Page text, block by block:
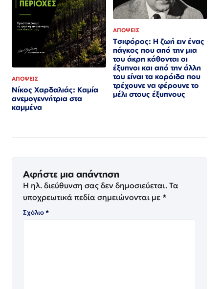
ΑΠΟΨΕΙΣ
Νίκος Χαρδαλιάς: Καμία
ανεμογεννήτρια στα
καμμένα
ΑΠΟΨΕΙΣ
Τσιφόρος: Η ζωή ειν ένας
πάγκος που από την μια
του άκρη κάθονται οι
έξυπνοι και από την άλλη
του είναι τα κορόιδα που
τρέχουνε να φέρουνε το
μέλι στους έξυπνους
Αφήστε μια απάντηση
Η ηλ. διεύθυνση σας δεν δημοσιεύεται. Τα
υποχρεωτικά πεδία σημειώνονται με *
Σχόλιο*